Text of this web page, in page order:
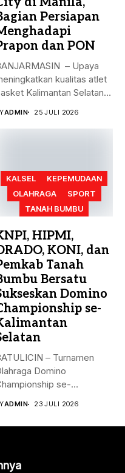
Persiapan
dan PON
– Upaya
kualitas atlet
Kalimantan Selatan
ADMIN 25 JULI 2026
KALSEL
KEPEMUDAAN
OLAHRAGA
SPORT
TANAH BUMBU
HIPMI,
KONI, dan
Tanah
Bersatu
Domino
se-
– Turnamen
Domino
se-
ADMIN 23 JULI 2026